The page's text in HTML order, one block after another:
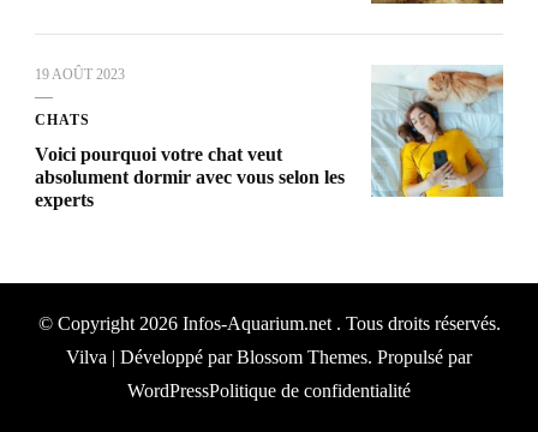
19 AOÛT 2023
CHATS
Voici pourquoi votre chat veut
absolument dormir avec vous selon les
experts
© Copyright 2026 Infos-Aquarium.net . Tous droits réservés.
Vilva | Développé parBlossom Themes. Propulsé par
WordPressPolitique de confidentialité